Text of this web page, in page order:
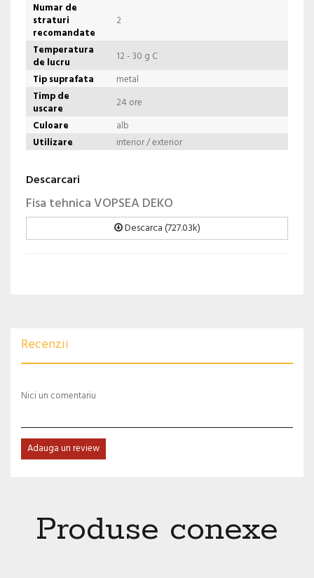
Numar de
straturi
recomandate
2
Temperatura
de lucru
12 - 30 g C
Tip suprafata
metal
Timp de
uscare
24 ore
Culoare
alb
Utilizare
interior / exterior
Descarcari
Fisa tehnica VOPSEA DEKO
Descarca (727.03k)
Recenzii
Nici un comentariu
Adauga un review
Produse conexe